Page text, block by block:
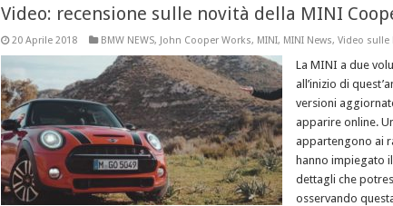
Video: recensione sulle novità della MINI
20 Aprile 2018 BMW NEWS, John Cooper Works, MINI, MINI News, Video sulle
La MINI a due
all’inizio di
versioni
apparire online.
appartengono ai
hanno impiegato
dettagli che
osservando